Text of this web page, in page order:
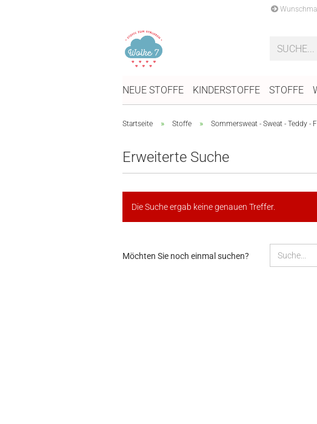
NEUE STOFFE KINDERSTOFFE STOFFE
Startseite » Stoffe » Sommersweat - Sweat - Teddy -
Erweiterte Suche
Die Suche ergab keine genauen Treffer.
SIE
Möchten Sie noch einmal suchen?